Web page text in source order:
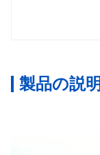
製品の説明